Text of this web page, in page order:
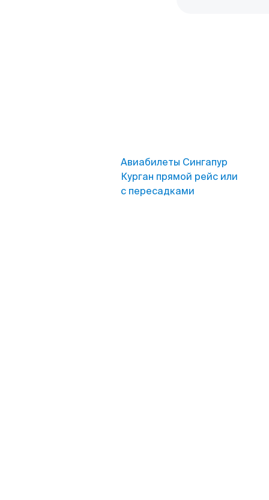
Авиабилеты Сингапур
Курган прямой рейс или
с пересадками